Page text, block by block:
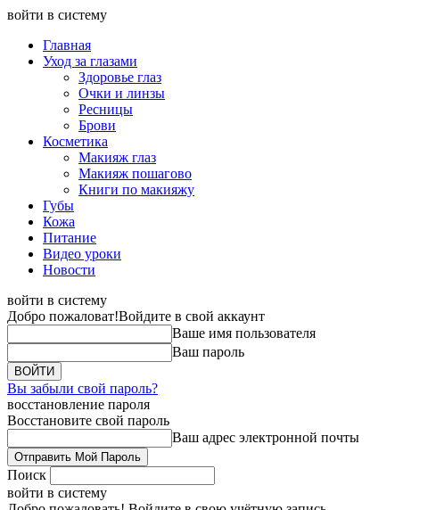
войти в систему
Главная
Уход за глазами
Здоровье глаз
Очки и линзы
Ресницы
Брови
Косметика
Макияж глаз
Макияж пошагово
Книги по макияжу
Губы
Кожа
Питание
Видео уроки
Новости
войти в систему
Добро пожаловат!Войдите в свой аккаунт
Ваше имя пользователя
Ваш пароль
Вы забыли свой пароль?
восстановление пароля
Восстановите свой пароль
Ваш адрес электронной почты
Поиск
войти в систему